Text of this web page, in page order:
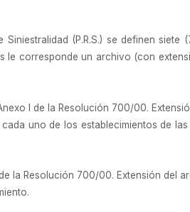
(P.R.S.) se definen
le corresponde un archivo (con
I de la Resolución 700/00.
uno de los establecimientos de las
la Resolución 700/00. Extensión del